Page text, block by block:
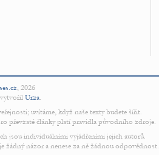
, 2026
Urza.
uvítáme, když naše texty budete šířit.
převzaté články platí pravidla původního zdroje.
jsou individuálními vyjádřeními jejich autorů.
názor a nenese za ně žádnou odpovědnost.